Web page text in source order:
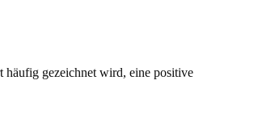
häufig gezeichnet wird, eine positive